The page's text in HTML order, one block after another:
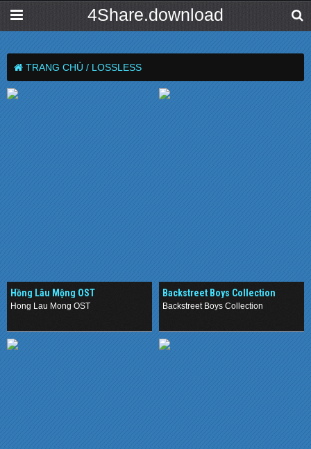
4Share.download
TRANG CHỦ / LOSSLESS
Hồng Lâu Mộng OST
Hong Lau Mong OST
Backstreet Boys Collection
Backstreet Boys Collection